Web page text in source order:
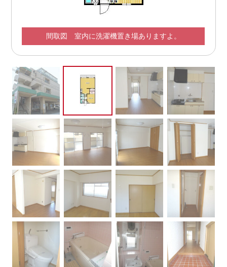
間取図 室内に洗濯機置き場ありますよ。
リビング リビングから玄関をみた感じです（＾＾♪